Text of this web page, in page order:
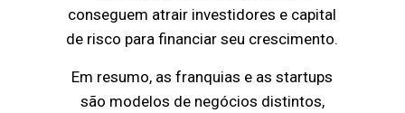
conseguem atrair investidores e capital
de risco para financiar seu crescimento.
Em resumo, as franquias e as startups
são modelos de negócios distintos,